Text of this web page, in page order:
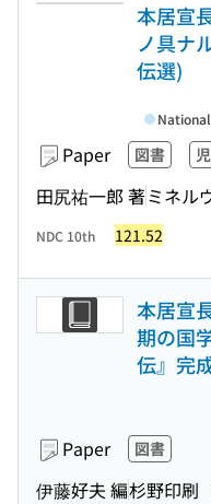
本居宣
ノ具ナ
伝選)
Paper 図書
田尻祐一郎 著ミネル
NDC 10th 121.52
本居宣
期の国
伝』完
Paper 図書
伊藤好夫 編杉野印刷